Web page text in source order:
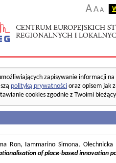
AA A
zapisywanie informacji
polityką prywatności oraz opisem jak
cookies zgodnie z Twoimi
Ron, Iammarino Simona, Olechnicka
of place-based innovation